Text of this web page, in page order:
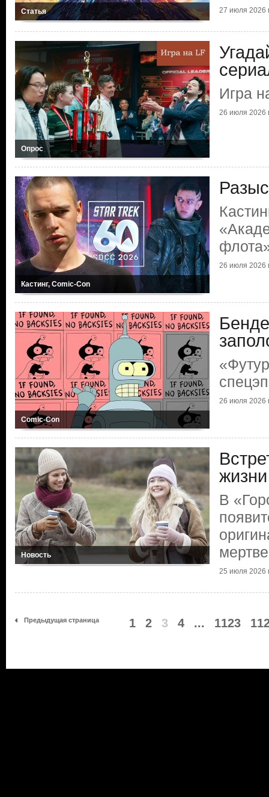
Статья 27 июля 2026
Опрос
Игра
26 июля 2026
Кастинг, Comic-Con
26 июля 2026
Comic-Con
26 июля 2026
Новость
жизни
В
25 июля 2026
Предыдущая страница 1 2 3 4 ... 1123